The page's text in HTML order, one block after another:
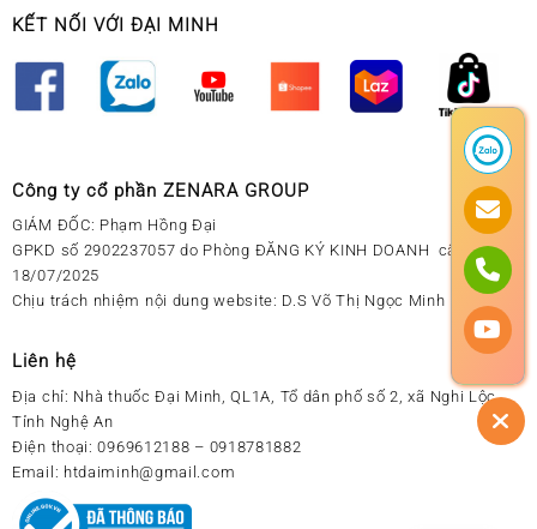
KẾT NỐI VỚI ĐẠI MINH
Công ty cổ phần ZENARA GROUP
GIÁM ĐỐC: Phạm Hồng Đại
GPKD số 2902237057 do Phòng ĐĂNG KÝ KINH DOANH cấp ngày
18/07/2025
Chịu trách nhiệm nội dung website: D.S Võ Thị Ngọc Minh
Liên hệ
Địa chỉ: Nhà thuốc Đại Minh, QL1A, Tổ dân phố số 2, xã Nghi Lộc,
Tỉnh Nghệ An
Điện thoại: 0969612188 – 0918781882
Email: htdaiminh@gmail.com